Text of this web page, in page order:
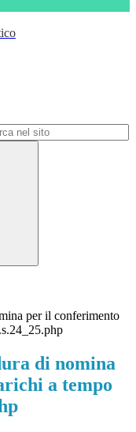
per il conferimento
di nomina
a tempo